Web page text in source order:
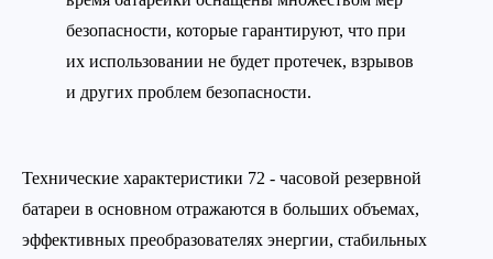
безопасности, которые гарантируют, что при
их использовании не будет протечек, взрывов
и других проблем безопасности.
Технические характеристики 72 - часовой резервной
батареи в основном отражаются в больших объемах,
эффективных преобразователях энергии, стабильных